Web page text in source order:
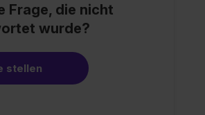
Frage, die nicht
wurde?
stellen